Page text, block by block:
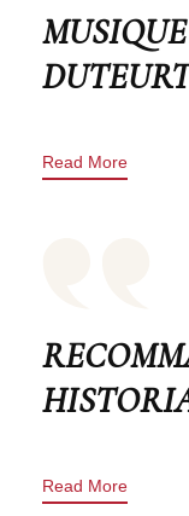
Read More
Read More